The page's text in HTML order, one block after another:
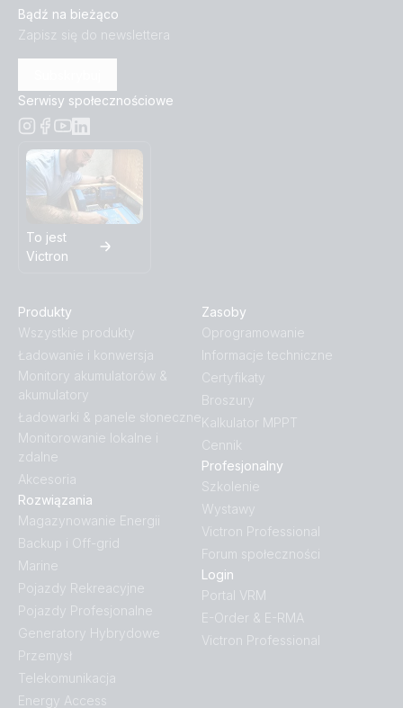
Fuse holder for ANL-fuse (front angle)
Fuse holder for ANL-fuse (left)
Fuse holder for ANL-fuse (right)
Fuse holder for MEGA-fuse (right)
MEGA fuse 40A-80V (front)
MEGA fuse 40A-80V (left)
MEGA fuse 40A-80V (Package)
MEGA fuse 40A-80V (right)
MEGA fuse 40A-80V (single in pagckage)
MEGA fuse 40A-80V (top)
MEGA fuse holder
Bądź na bieżąco
Zapisz się do newslettera
Serwisy społecznościowe
To jest
Victron
Produkty
Wszystkie produkty
Ładowanie i konwersja
Monitory akumulatorów &
akumulatory
Ładowarki & panele słoneczne
Monitorowanie lokalne i
zdalne
Akcesoria
Rozwiązania
Magazynowanie Energii
Backup i Off-grid
Marine
Pojazdy Rekreacyjne
Pojazdy Profesjonalne
Generatory Hybrydowe
Przemysł
Telekomunikacja
Energy Access
Zasoby
Oprogramowanie
Informacje techniczne
Certyfikaty
Broszury
Kalkulator MPPT
Cennik
Profesjonalny
Szkolenie
Wystawy
Victron Professional
Forum społeczności
Login
Portal VRM
E-Order & E-RMA
Victron Professional